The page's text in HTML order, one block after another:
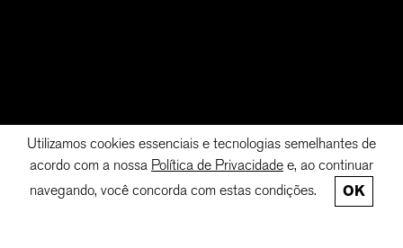
Utilizamos cookies essenciais e tecnologias semelhantes de
acordo com a nossa Política de Privacidade e, ao continuar
navegando, você concorda com estas condições.
OK